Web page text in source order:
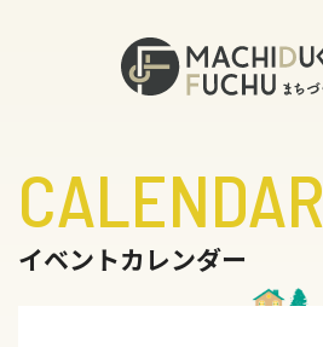
CALENDAR
イベントカレンダー